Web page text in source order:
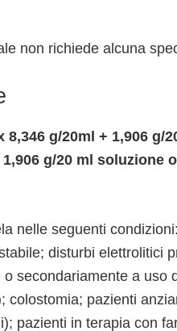
non richiede alcuna
8,346 g/20ml + 1,906
1,906 g/20 ml soluzione
nelle seguenti
disturbi elettrolitici
secondariamente a uso
colostomia; pazienti
pazienti in terapia con